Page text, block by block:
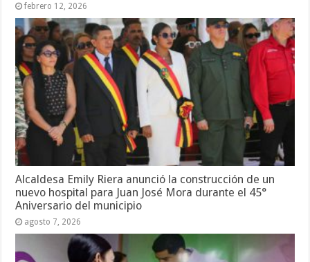
febrero 12, 2026
Alcaldesa Emily Riera anunció la construcción de un
nuevo hospital para Juan José Mora durante el 45°
Aniversario del municipio
agosto 7, 2026